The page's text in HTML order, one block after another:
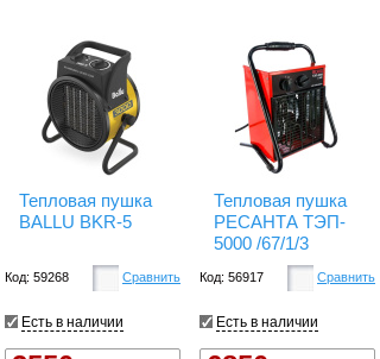
Тепловая пушка
BALLU BKR-5
Код: 59268 Сравнить
Есть в наличии
Тепловая пушка
РЕСАНТА ТЭП-
5000 /67/1/3
Код: 56917 Сравнить
Есть в наличии